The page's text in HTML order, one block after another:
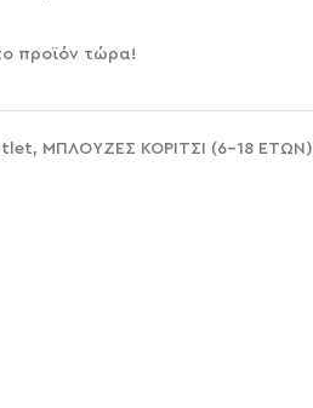
προϊόν τώρα!
, ΜΠΛΟΥΖΕΣ ΚΟΡΙΤΣΙ (6-18 ΕΤΩΝ)